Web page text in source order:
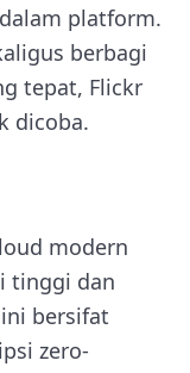
platform.
berbagi
tepat, Flickr
dicoba.
modern
tinggi dan
bersifat
zero-